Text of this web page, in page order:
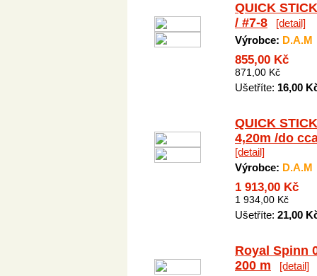
QUICK
/ #7-8
[detail]
Výrobce: D.A.M
855,00 Kč
871,00 Kč
Ušetříte: 16,00
QUICK
4,20m /do
[detail]
Výrobce: D.A.M
1 913,00 Kč
1 934,00 Kč
Ušetříte: 21,00
Royal Spinn
200 m
[detail]